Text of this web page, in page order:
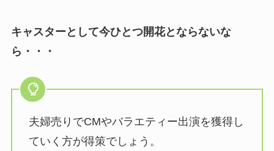
キャスターとして今ひとつ開花とならないな
ら・・・
夫婦売りでCMやバラエティー出演を獲得し
ていく方が得策でしょう。